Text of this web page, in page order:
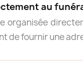
au
organisée
de fournir une